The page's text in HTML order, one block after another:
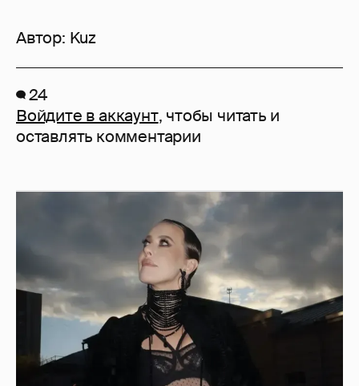
Автор: Kuz
24
Войдите в аккаунт, чтобы читать и
оставлять комментарии